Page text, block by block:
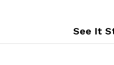
See It